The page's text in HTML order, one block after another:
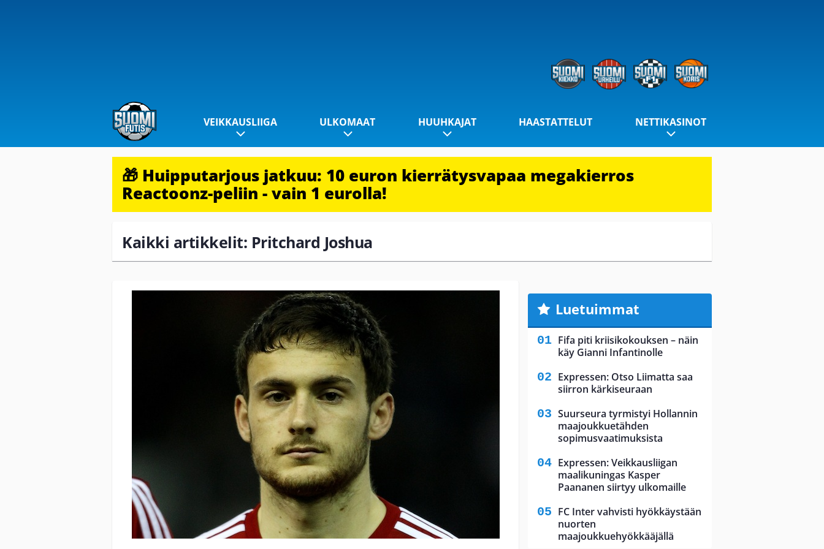
VEIKKAUSLIIGA ULKOMAAT HUUHKAJAT HAASTATTELUT NETTIKASINOT
🎁 Huipputarjous jatkuu: 10 euron kierrätysvapaa megakierros
Reactoonz-peliin - vain 1 eurolla!
Kaikki artikkelit: Pritchard Joshua
Luetuimmat
Fifa piti kriisikokouksen – näin
käy Gianni Infantinolle
Expressen: Otso Liimatta saa
siirron kärkiseuraan
Suurseura tyrmistyi Hollannin
maajoukkuetähden
sopimusvaatimuksista
Expressen: Veikkausliigan
maalikuningas Kasper
Paananen siirtyy ulkomaille
FC Inter vahvisti hyökkäystään
nuorten
maajoukkuehyökkääjällä